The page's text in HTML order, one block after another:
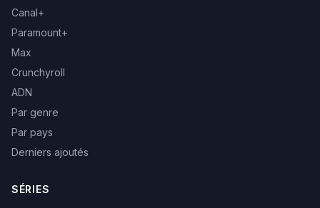
Canal+
Paramount+
Max
Crunchyroll
ADN
Par genre
Par pays
Derniers ajoutés
SÉRIES